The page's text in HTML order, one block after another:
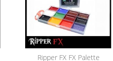
Ripper FX FX Palette